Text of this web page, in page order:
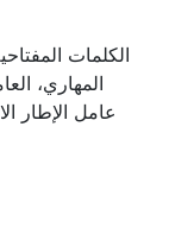
الكلمات
المهاري،
عامل الإطار